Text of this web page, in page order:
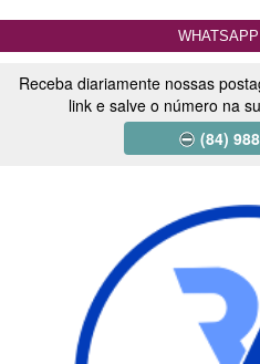
Receba diariamente nossas
link e salve o número na
(84)